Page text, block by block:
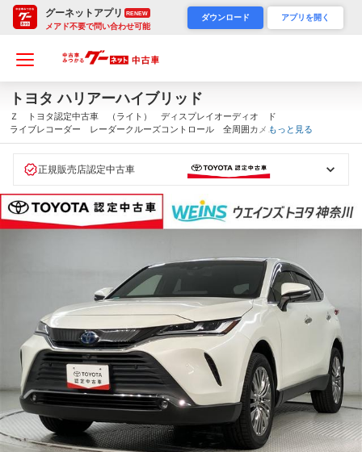
グーネットアプリ RENEW
メアド不要で問い合わせ可能
ダウンロード アプリを開く
トヨタ ハリアーハイブリッド
Ｚ トヨタ認定中古車 （ライト） ディスプレイオーディオ ド
ライブレコーダー レーダークルーズコントロール 全周囲カメ
ラ パワーシート 衝突軽減ブレーキ 踏み間違え防止 ＥＴＣ
もっと見る
正規販売店認定中古車